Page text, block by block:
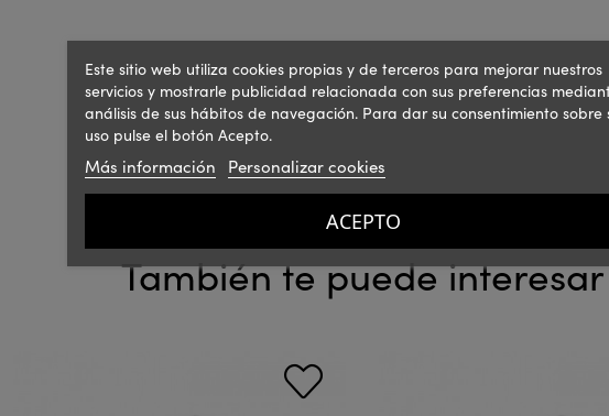
También te puede interesar
Este sitio web utiliza cookies propias y de terceros para mejorar nuestros
servicios y mostrarle publicidad relacionada con sus preferencias
análisis de sus hábitos de navegación. Para dar su consentimiento sobre
uso pulse el botón Acepto.
Más información Personalizar cookies
ACEPTO